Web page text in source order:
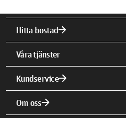
Hitta bostadarrow_forward
Våra tjänster
Kundservicearrow_forward
Om ossarrow_forward